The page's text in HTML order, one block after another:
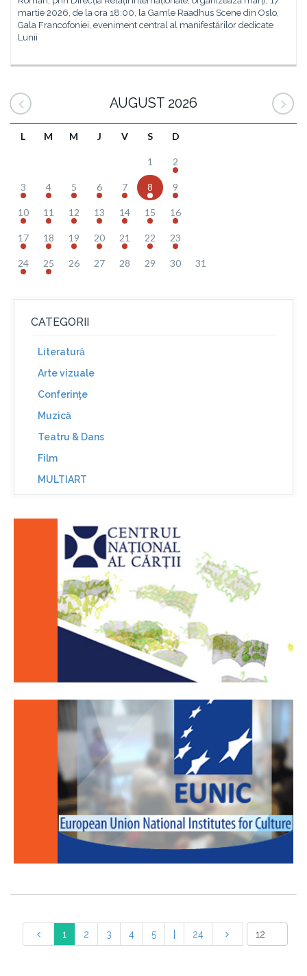
martie 2026, de la ora 18:00, la Gamle Raadhus Scene din Oslo,
Gala Francofoniei, eveniment central al manifestărilor dedicate
Lunii
AUGUST 2026
L M M J V S D
1 2
3 4 5 6 7 8 9
10 11 12 13 14 15 16
17 18 19 20 21 22 23
24 25 26 27 28 29 30 31
CATEGORII
Literatură
Arte vizuale
Conferinţe
Muzică
Teatru & Dans
Film
MULTIART
1 2 3 4 5 24